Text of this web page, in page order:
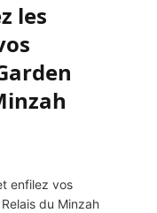
les
enfilez vos
du Minzah